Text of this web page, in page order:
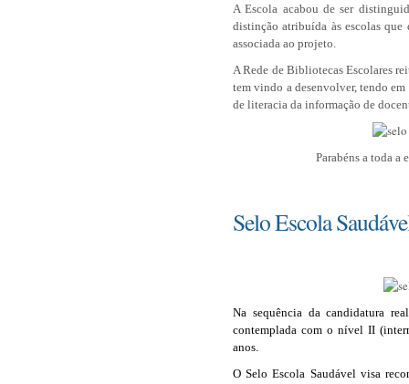
A Escola acabou de ser
distinção atribuída às escolas
associada ao projeto.
A Rede de Bibliotecas Escolares
tem vindo a desenvolver, tendo
de literacia da informação de
Parabéns a toda
Selo Escola
Na sequência da candidatura
contemplada com o nível II
anos.
O Selo Escola Saudável visa